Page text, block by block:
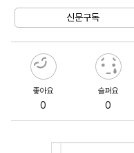
신문구독
좋아요
0
슬퍼요
0